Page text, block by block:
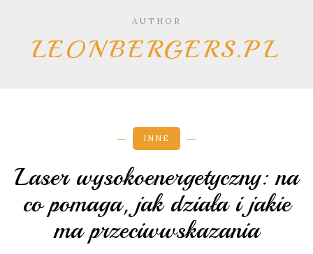
AUTHOR
LEONBERGERS.PL
INNE
Laser wysokoenergetyczny: na
co pomaga, jak działa i jakie
ma przeciwwskazania